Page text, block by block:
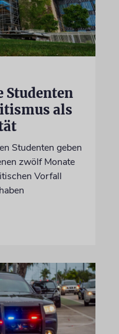
Studenten
als
Studenten geben
zwölf Monate
Vorfall